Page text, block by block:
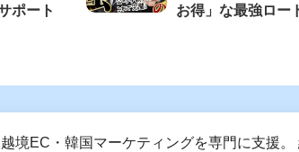
ポート
お得」な最強ロー
境EC・韓国マーケティングを専門に支援。